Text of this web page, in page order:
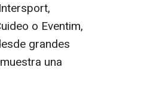
o Eventim,
grandes
una